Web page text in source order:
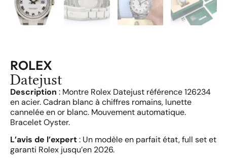
ROLEX
Datejust
Description : Montre Rolex Datejust référence 126234
en acier. Cadran blanc à chiffres romains, lunette
cannelée en or blanc. Mouvement automatique.
Bracelet Oyster.
L’avis de l’expert: Un modèle en parfait état, full set et
garanti Rolex jusqu’en 2026.